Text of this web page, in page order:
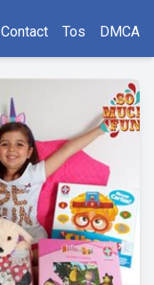
Contact Tos DMCA